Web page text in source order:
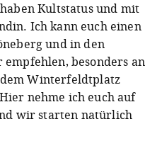
Kultstatus und mit
Ich kann euch einen
und in den
besonders an
dem Winterfeldtplatz
nehme ich euch auf
wir starten natürlich